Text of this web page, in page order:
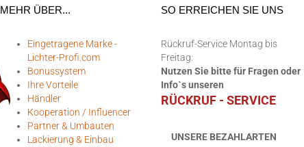
MEHR ÜBER...
Eingetragene Marke -
Lichter-Profi.com
Bonussystem
Ihre Vorteile
Händler
Kooperation / Influencer
Partner & Umbauten
Lackierung & Einbau
SO ERREICHEN SIE UNS
Rückruf-Service Montag bis
Freitag:
Nutzen Sie bitte für Fragen oder
Info`s unseren
RÜCKRUF - SERVICE
UNSERE BEZAHLARTEN